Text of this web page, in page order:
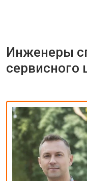
Инженеры
сервисного